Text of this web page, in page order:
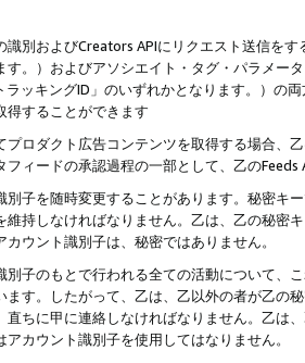
識別およびCreators APIにリクエスト送信を
す。）およびアソシエイト・タグ・パラメー
ラッキングID」のいずれかとなります。）の
得することができます
プロダクト広告コンテンツを取得する場合、
フィードの承認過程の一部として、乙の
別子を随時変更することがあります。秘密キ
維持しなければなりません。乙は、乙の秘密
ウント識別子は、秘密ではありません。
別子のもとで行われる全ての活動について、
ます。したがって、乙は、乙以外の者が乙の
直ちに甲に連絡しなければなりません。乙は
カウント識別子を使用してはなりません。